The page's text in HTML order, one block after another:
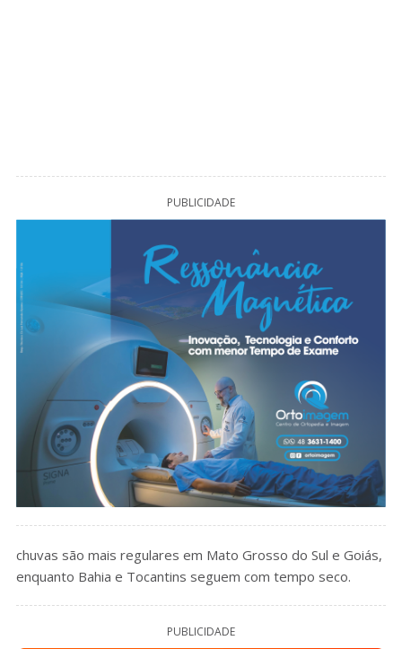
PUBLICIDADE
chuvas são mais regulares em Mato Grosso do Sul e Goiás,
enquanto Bahia e Tocantins seguem com tempo seco.
PUBLICIDADE